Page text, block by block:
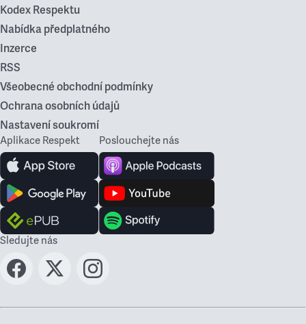
Kodex Respektu
Nabídka předplatného
Inzerce
RSS
Všeobecné obchodní podmínky
Ochrana osobních údajů
Nastavení soukromí
Aplikace Respekt Poslouchejte nás
Sledujte nás